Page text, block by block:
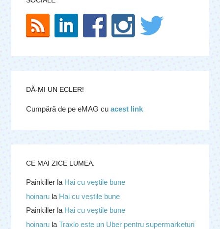
DĂ-MI UN ECLER!
Cumpără de pe eMAG cu acest link
CE MAI ZICE LUMEA.
Painkillerla Hai cu veștile bune
hoinarula Hai cu veștile bune
Painkillerla Hai cu veștile bune
hoinarula Traxlo este un Uber pentru supermarketuri